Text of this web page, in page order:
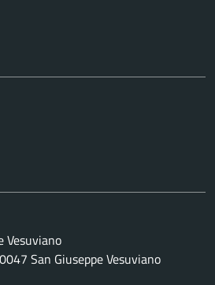
Vesuviano
San Giuseppe Vesuviano